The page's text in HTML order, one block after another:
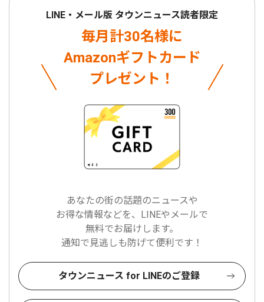
LINE・メール版 タウンニュース読者限定
毎月計30名様に
Amazonギフトカード
プレゼント！
あなたの街の話題のニュースや
お得な情報などを、LINEやメールで
無料でお届けします。
通知で見逃しも防げて便利です！
タウンニュース for LINEのご登録